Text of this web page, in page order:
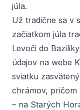
júla.
Už tradične sa v
začiatkom júla
Levoči do
údajov na webe
sviatku
chrámov, pričom
– na Starých